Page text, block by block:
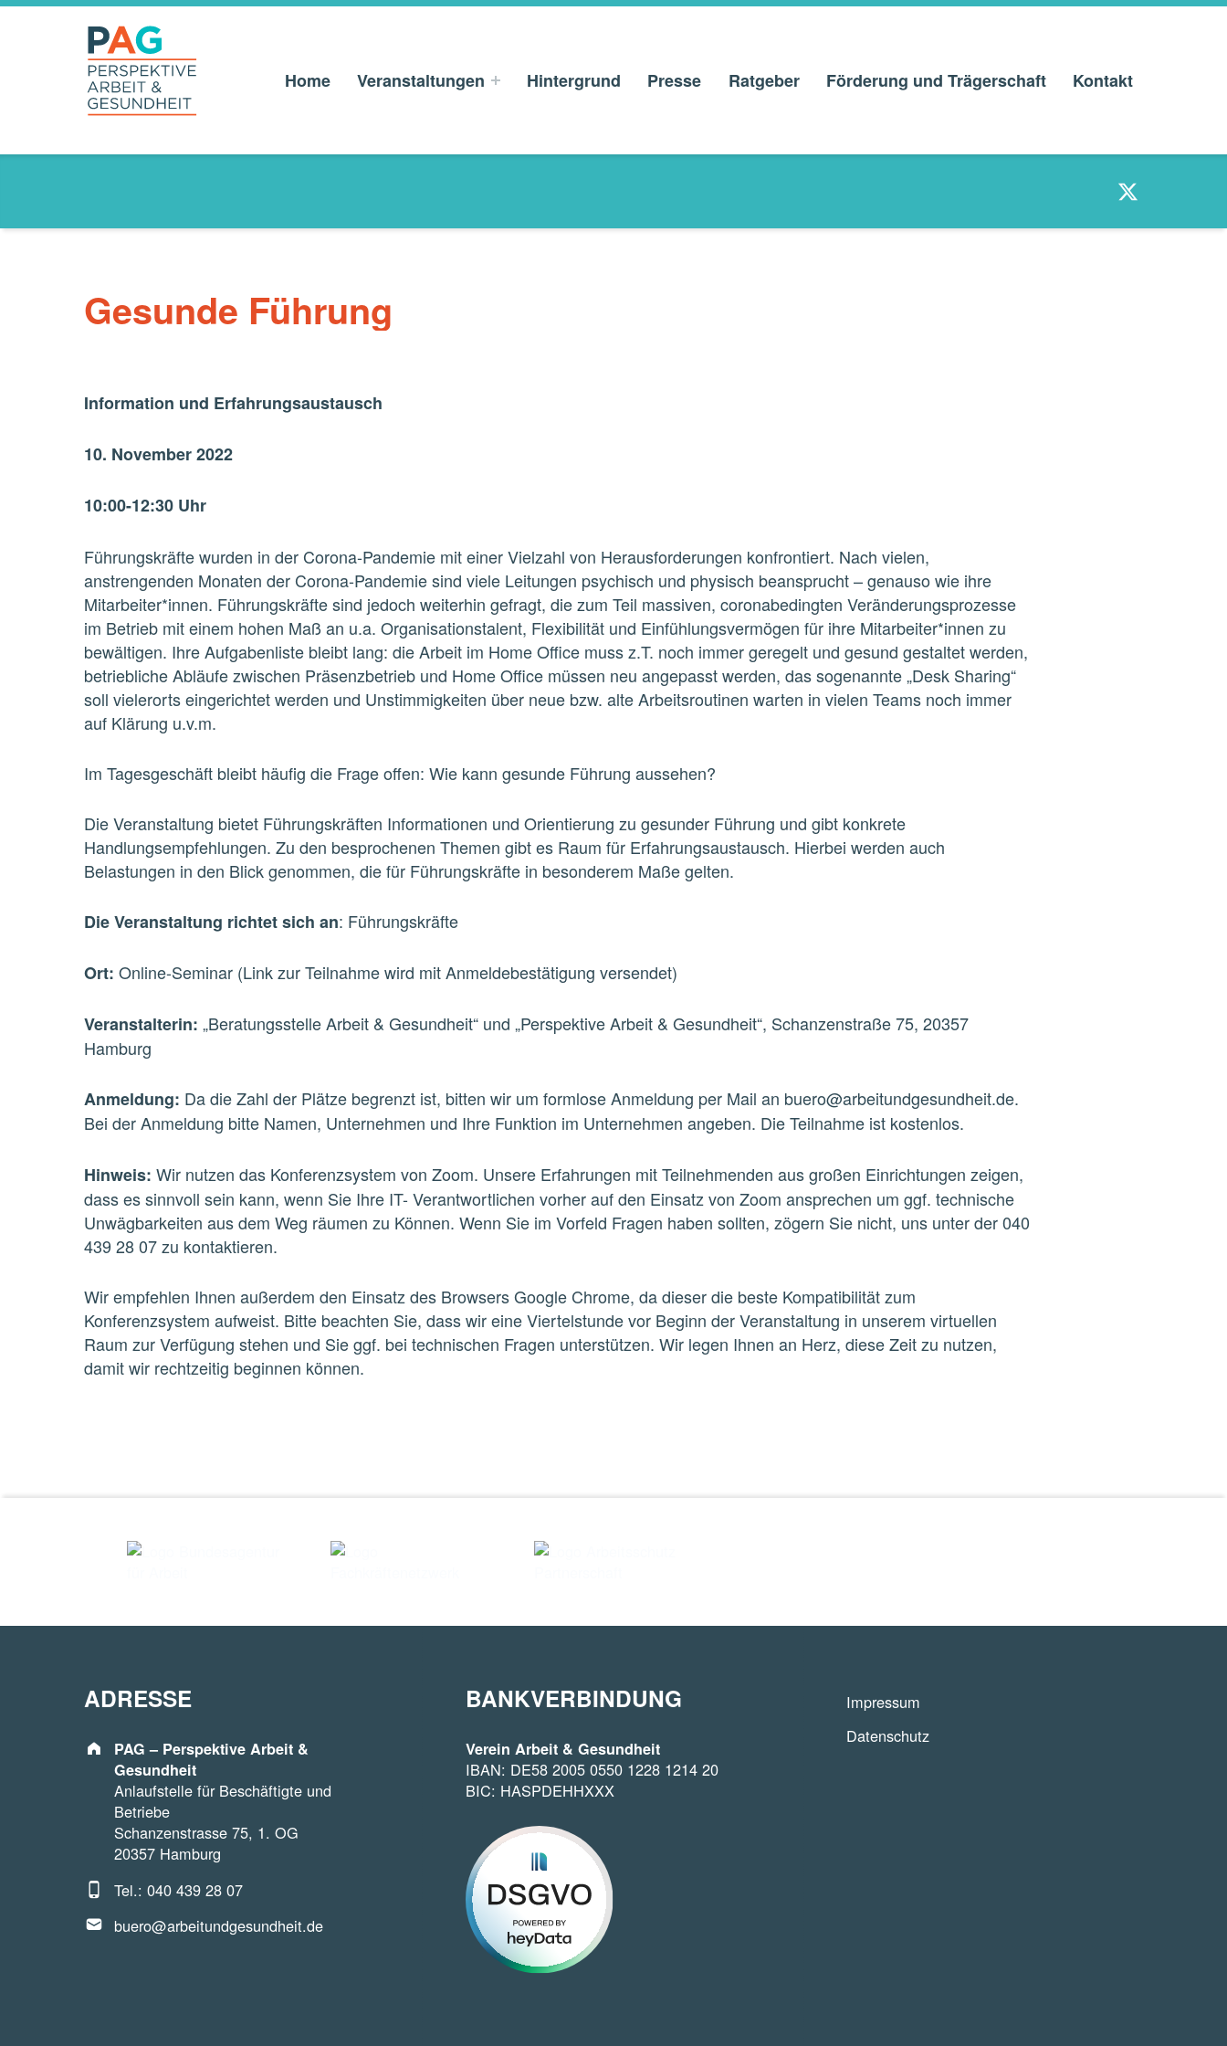
PAG –
Anlaufstelle für Beschäftigte und Betriebe
Home Veranstaltungen Hintergrund Presse Ratgeber Förderung und Trägerschaft Kontakt
Twitter
Gesunde Führung
Information und Erfahrungsaustausch
10. November 2022
10:00-12:30 Uhr
Führungskräfte wurden in der Corona-Pandemie mit einer Vielzahl von Herausforderungen konfrontiert. Nach vielen,
anstrengenden Monaten der Corona-Pandemie sind viele Leitungen psychisch und physisch beansprucht – genauso wie ihre
Mitarbeiter*innen. Führungskräfte sind jedoch weiterhin gefragt, die zum Teil massiven, coronabedingten Veränderungsprozesse
im Betrieb mit einem hohen Maß an u.a. Organisationstalent, Flexibilität und Einfühlungsvermögen für ihre Mitarbeiter*innen zu
bewältigen. Ihre Aufgabenliste bleibt lang: die Arbeit im Home Office muss z.T. noch immer geregelt und gesund gestaltet werden,
betriebliche Abläufe zwischen Präsenzbetrieb und Home Office müssen neu angepasst werden, das sogenannte „Desk Sharing“
soll vielerorts eingerichtet werden und Unstimmigkeiten über neue bzw. alte Arbeitsroutinen warten in vielen Teams noch immer
auf Klärung u.v.m.
Im Tagesgeschäft bleibt häufig die Frage offen: Wie kann gesunde Führung aussehen?
Die Veranstaltung bietet Führungskräften Informationen und Orientierung zu gesunder Führung und gibt konkrete
Handlungsempfehlungen. Zu den besprochenen Themen gibt es Raum für Erfahrungsaustausch. Hierbei werden auch
Belastungen in den Blick genommen, die für Führungskräfte in besonderem Maße gelten.
Die Veranstaltung richtet sich an: Führungskräfte
Ort: Online-Seminar (Link zur Teilnahme wird mit Anmeldebestätigung versendet)
Veranstalterin: „Beratungsstelle Arbeit & Gesundheit“ und „Perspektive Arbeit & Gesundheit“, Schanzenstraße 75, 20357
Hamburg
Anmeldung: Da die Zahl der Plätze begrenzt ist, bitten wir um formlose Anmeldung per Mail an buero@arbeitundgesundheit.de.
Bei der Anmeldung bitte Namen, Unternehmen und Ihre Funktion im Unternehmen angeben. Die Teilnahme ist kostenlos.
Hinweis: Wir nutzen das Konferenzsystem von Zoom. Unsere Erfahrungen mit Teilnehmenden aus großen Einrichtungen zeigen,
dass es sinnvoll sein kann, wenn Sie Ihre IT- Verantwortlichen vorher auf den Einsatz von Zoom ansprechen um ggf. technische
Unwägbarkeiten aus dem Weg räumen zu Können. Wenn Sie im Vorfeld Fragen haben sollten, zögern Sie nicht, uns unter der 040
439 28 07 zu kontaktieren.
Wir empfehlen Ihnen außerdem den Einsatz des Browsers Google Chrome, da dieser die beste Kompatibilität zum
Konferenzsystem aufweist. Bitte beachten Sie, dass wir eine Viertelstunde vor Beginn der Veranstaltung in unserem virtuellen
Raum zur Verfügung stehen und Sie ggf. bei technischen Fragen unterstützen. Wir legen Ihnen an Herz, diese Zeit zu nutzen,
damit wir rechtzeitig beginnen können.
ADRESSE
Address:
PAG – Perspektive Arbeit &
Gesundheit
Anlaufstelle für Beschäftigte und
Betriebe
Schanzenstrasse 75, 1. OG
20357 Hamburg
Phone number:
Tel.: 040 439 28 07
Email address:
buero@arbeitundgesundheit.de
BANKVERBINDUNG
Verein Arbeit & Gesundheit
IBAN: DE58 2005 0550 1228 1214 20
BIC: HASPDEHHXXX
Impressum
Datenschutz